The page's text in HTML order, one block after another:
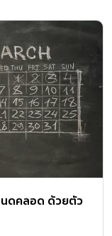
นดคลอด ด้วยตัว